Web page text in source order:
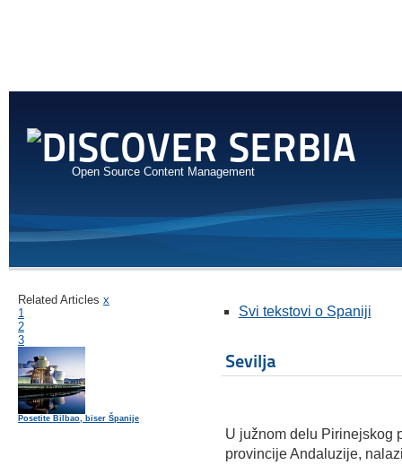
Open Source Content Management
Related Articles x
1
2
3
Posetite Bilbao, biser Španije
Svi tekstovi o Spaniji
Sevilja
U južnom delu Pirinejskog
provincije Andaluzije,